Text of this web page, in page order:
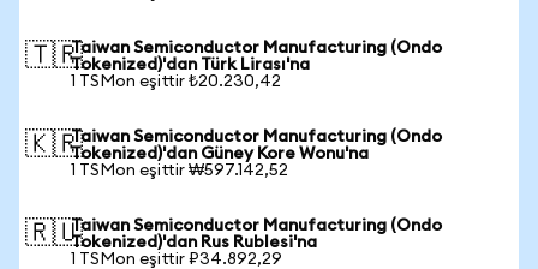
🇹🇷Taiwan Semiconductor Manufacturing (Ondo
Tokenized)'dan Türk Lirası'na
1 TSMon eşittir ₺20.230,42
🇰🇷Taiwan Semiconductor Manufacturing (Ondo
Tokenized)'dan Güney Kore Wonu'na
1 TSMon eşittir ₩597.142,52
🇷🇺Taiwan Semiconductor Manufacturing (Ondo
Tokenized)'dan Rus Rublesi'na
1 TSMon eşittir ₽34.892,29